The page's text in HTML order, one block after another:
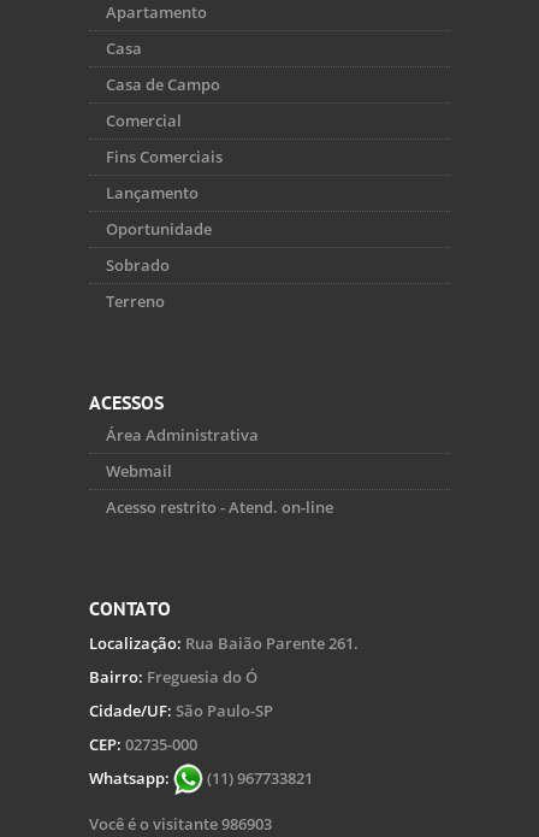
Apartamento
Casa
Casa de Campo
Comercial
Fins Comerciais
Lançamento
Oportunidade
Sobrado
Terreno
ACESSOS
Área Administrativa
Webmail
Acesso restrito - Atend. on-line
CONTATO
Localização: Rua Baião Parente 261.
Bairro: Freguesia do Ó
Cidade/UF: São Paulo-SP
CEP: 02735-000
Whatsapp:
(11) 967733821
Você é o visitante 986903